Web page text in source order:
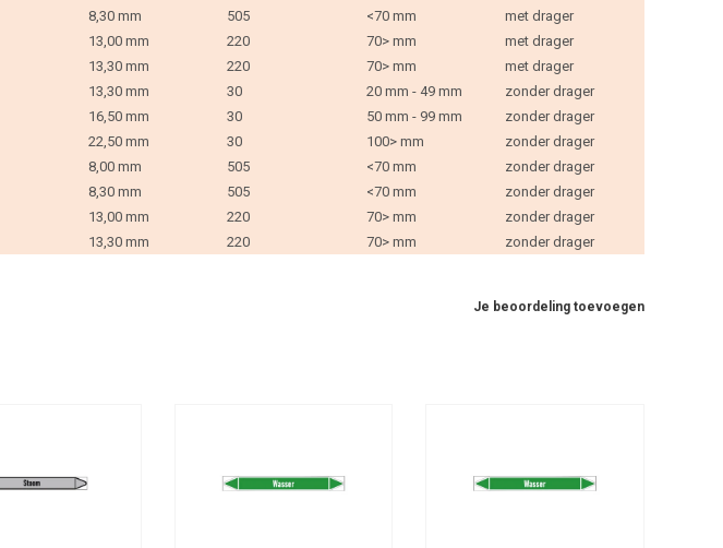
8,30 mm 505 <70 mm
met drager
13,00 mm 220 70> mm
met drager
13,30 mm 220 70> mm
met drager
13,30 mm 30 20 mm - 49 mm
zonder drager
16,50 mm 30 50 mm - 99 mm
zonder drager
22,50 mm 30 100> mm
zonder drager
8,00 mm 505 <70 mm
zonder drager
8,30 mm 505 <70 mm
zonder drager
13,00 mm 220 70> mm
zonder drager
13,30 mm 220 70> mm zonder drager
Je beoordeling toevoegen